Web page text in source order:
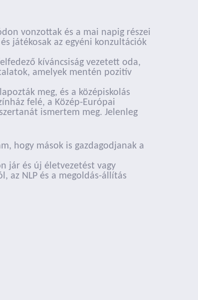
vonzottak és a mai napig részei
játékosak az egyéni konzultációk
kíváncsiság vezetett oda,
amelyek mentén pozitív
meg, és a középiskolás
felé, a Közép-Európai
ismertem meg. Jelenleg
hogy mások is gazdagodjanak a
jár és új életvezetést vagy
az NLP és a megoldás-állítás